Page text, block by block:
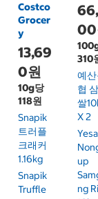
Costco
Grocer
y
13,69
0원
10g당
118원
Snapik
트러플
크래커
1.16kg
Snapik
Truffle
00
310
예
협
쌀
X 2
Up
Ng